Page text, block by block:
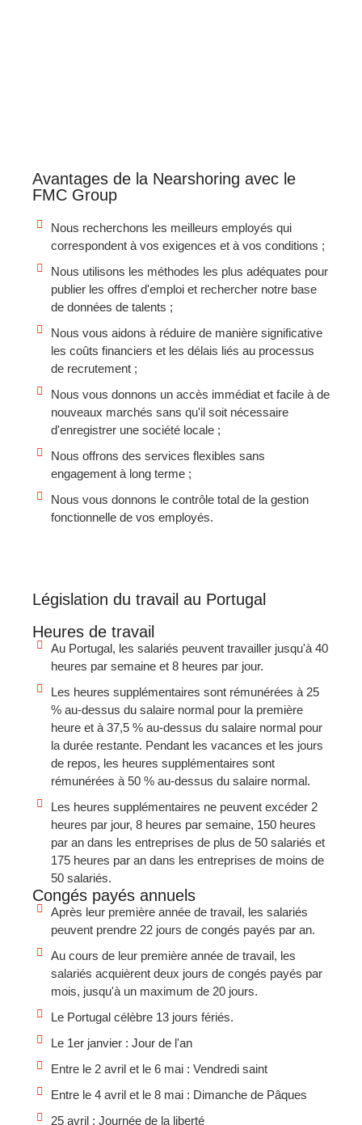
Avantages de la Nearshoring avec le
FMC Group
Nous recherchons les meilleurs employés qui
correspondent à vos exigences et à vos conditions ;
Nous utilisons les méthodes les plus adéquates pour
publier les offres d'emploi et rechercher notre base
de données de talents ;
Nous vous aidons à réduire de manière significative
les coûts financiers et les délais liés au processus
de recrutement ;
Nous vous donnons un accès immédiat et facile à de
nouveaux marchés sans qu'il soit nécessaire
d'enregistrer une société locale ;
Nous offrons des services flexibles sans
engagement à long terme ;
Nous vous donnons le contrôle total de la gestion
fonctionnelle de vos employés.
Législation du travail au Portugal
Heures de travail
Au Portugal, les salariés peuvent travailler jusqu'à 40
heures par semaine et 8 heures par jour.
Les heures supplémentaires sont rémunérées à 25
% au-dessus du salaire normal pour la première
heure et à 37,5 % au-dessus du salaire normal pour
la durée restante. Pendant les vacances et les jours
de repos, les heures supplémentaires sont
rémunérées à 50 % au-dessus du salaire normal.
Les heures supplémentaires ne peuvent excéder 2
heures par jour, 8 heures par semaine, 150 heures
par an dans les entreprises de plus de 50 salariés et
175 heures par an dans les entreprises de moins de
50 salariés.
Congés payés annuels
Après leur première année de travail, les salariés
peuvent prendre 22 jours de congés payés par an.
Au cours de leur première année de travail, les
salariés acquièrent deux jours de congés payés par
mois, jusqu'à un maximum de 20 jours.
Le Portugal célèbre 13 jours fériés.
Le 1er janvier : Jour de l'an
Entre le 2 avril et le 6 mai : Vendredi saint
Entre le 4 avril et le 8 mai : Dimanche de Pâques
25 avril : Journée de la liberté